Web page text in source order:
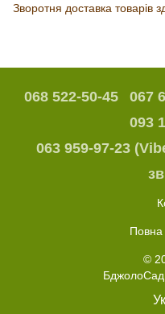
Зворотня доставка товарів
068 522-50-45 067
093
063 959-97-23
Повна
©
БджолоСад